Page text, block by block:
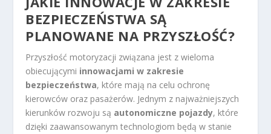
BEZPIECZEŃSTWA SĄ
PLANOWANE NA PRZYSZŁOŚĆ?
Przyszłość motoryzacji związana jest z wieloma
obiecującymi innowacjami w zakresie
bezpieczeństwa, które mają na celu ochronę
kierowców oraz pasażerów. Jednym z najważniejszych
kierunków rozwoju są autonomiczne pojazdy, które
dzięki zaawansowanym technologiom będą w stanie